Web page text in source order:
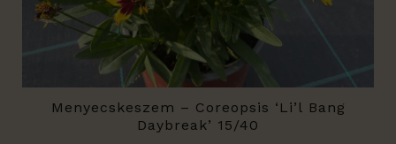
Menyecskeszem – Coreopsis ‘Li’l Bang
Daybreak’ 15/40